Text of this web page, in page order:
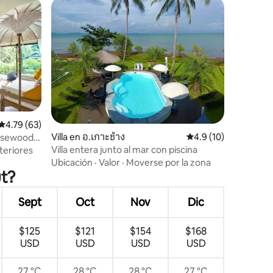
promedio: 4.79 de 5; 63 evaluaciones
4.79 (63)
Villa en อ.เกาะช้าง Calificación
4.9 (10)
Villa entera junto al mar con piscina
Ubicación · Valor · Moverse por la zona
Sept Oct Nov Dic
$125
USD
$121
USD
$154
USD
$168
USD